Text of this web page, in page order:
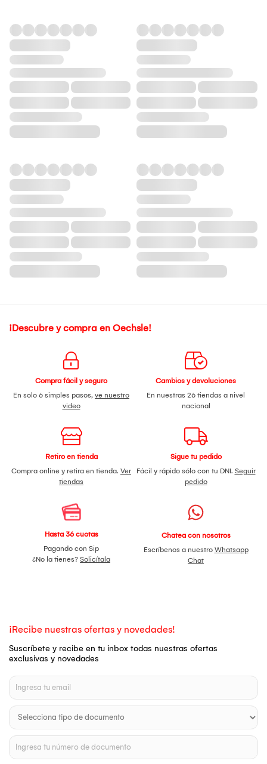
¡Descubre y compra en Oechsle!
Compra fácil y seguro
En solo 6 simples pasos, ve nuestro
video
Cambios y devoluciones
En nuestras 26 tiendas a nivel
nacional
Retiro en tienda
Compra online y retira en tienda. Ver
tiendas
Sigue tu pedido
Fácil y rápido sólo con tu DNI. Seguir
pedido
Hasta 36 cuotas
Pagando con Sip
¿No la tienes? Solicítala
Chatea con nosotros
Escríbenos a nuestro Whatsapp
Chat
¡Recibe nuestras ofertas y novedades!
Suscríbete y recibe en tu inbox todas nuestras ofertas
exclusivas y novedades